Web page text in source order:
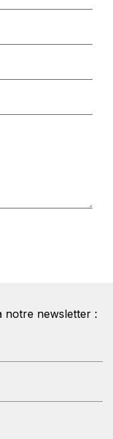
notre newsletter :